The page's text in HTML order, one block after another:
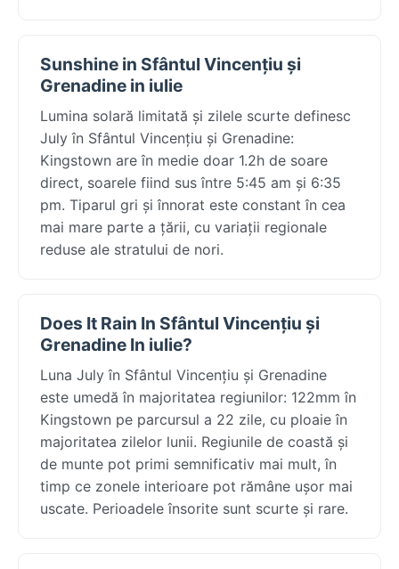
Sunshine in Sfântul Vincențiu și
Grenadine in iulie
Lumina solară limitată și zilele scurte definesc
July în Sfântul Vincențiu și Grenadine:
Kingstown are în medie doar 1.2h de soare
direct, soarele fiind sus între 5:45 am și 6:35
pm. Tiparul gri și înnorat este constant în cea
mai mare parte a țării, cu variații regionale
reduse ale stratului de nori.
Does It Rain In Sfântul Vincențiu și
Grenadine In iulie?
Luna July în Sfântul Vincențiu și Grenadine
este umedă în majoritatea regiunilor: 122mm în
Kingstown pe parcursul a 22 zile, cu ploaie în
majoritatea zilelor lunii. Regiunile de coastă și
de munte pot primi semnificativ mai mult, în
timp ce zonele interioare pot rămâne ușor mai
uscate. Perioadele însorite sunt scurte și rare.